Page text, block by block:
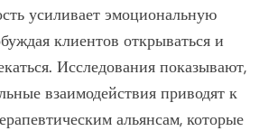
усиливает эмоциональную
клиентов открываться и
Исследования показывают,
взаимодействия приводят к
альянсам, которые